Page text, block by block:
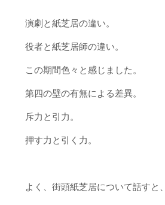
演劇と紙芝居の違い。
役者と紙芝居師の違い。
この期間色々と感じました。
第四の壁の有無による差異。
斥力と引力。
押す力と引く力。
よく、街頭紙芝居について話すと、